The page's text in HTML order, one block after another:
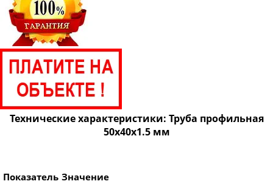
Труба профильная 160х80
Труба профильная 160х100
Труба профильная 160х120
Труба профильная 160х140
Труба профильная 180х60
Труба профильная 180х80
Труба профильная 180х100
Технические характеристики: Труба профильная
50х40х1.5 мм
Показатель Значение